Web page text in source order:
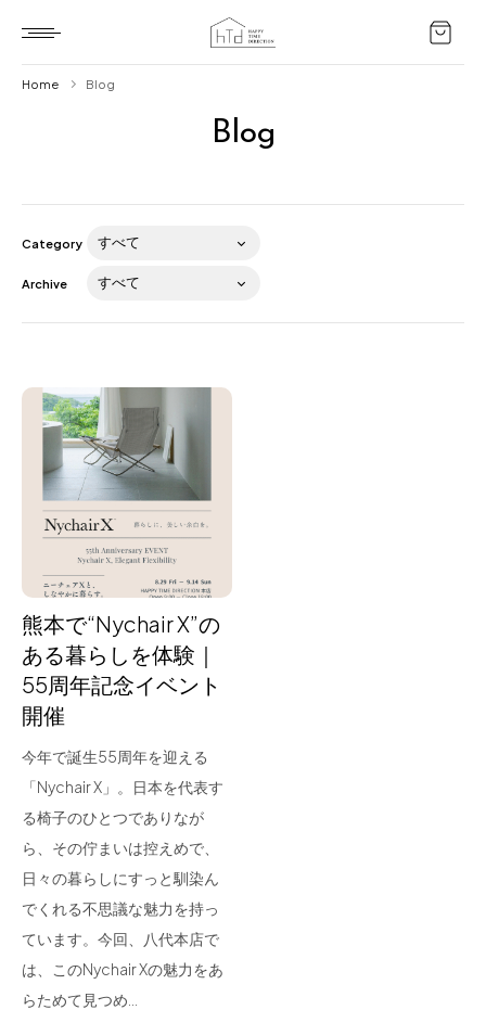
Blog
About us
for Business
Contact
フラッグシップストア
熊本店
Arv
Blog
Home Blog
Category
Archive
熊本で“Nychair X”の
ある暮らしを体験｜
55周年記念イベント
開催
今年で誕生55周年を迎える
「Nychair X」。日本を代表す
る椅子のひとつでありなが
ら、その佇まいは控えめで、
日々の暮らしにすっと馴染ん
でくれる不思議な魅力を持っ
ています。今回、八代本店で
は、このNychair Xの魅力をあ
らためて見つめ…